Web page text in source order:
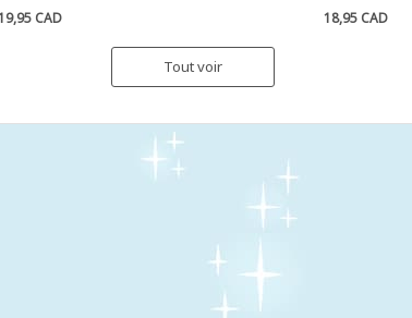
CAD 18,95 CAD
Tout voir